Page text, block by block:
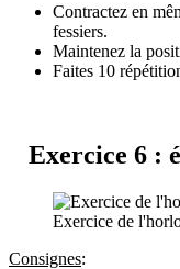
Contractez en
fessiers.
Maintenez la
Faites 10
Exercice 6 :
Exercice de
Consignes: